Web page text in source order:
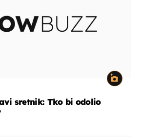
sretnik: Tko bi odolio